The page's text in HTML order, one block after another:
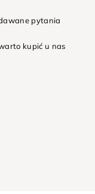
pytania
kupić u nas